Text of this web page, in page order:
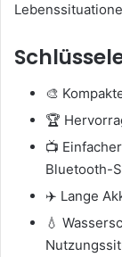
🎨
🏆
📺
Bluetooth-
✈️ Lange
💧